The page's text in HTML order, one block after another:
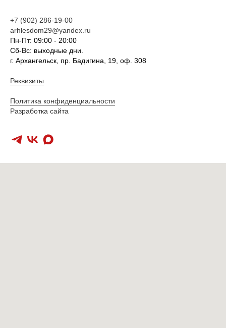
+7 (902) 286-19-00
arhlesdom29@yandex.ru
Пн-Пт: 09:00 - 20:00
Сб-Вс: выходные дни.
г. Архангельск, пр. Бадигина, 19, оф. 308
Реквизиты
Политика конфиденциальности
Разработка сайта